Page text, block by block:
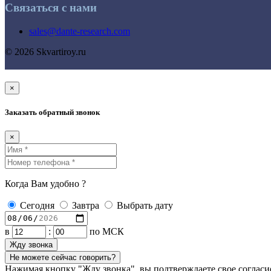
Связаться с нами
sales@dante-research.com
© 2026 Skvartiroy.ru
×
Заказать обратный звонок
×
Когда Вам удобно ?
Сегодня Завтра Выбрать дату
в : по МСК
Жду звонка
Не можете сейчас говорить?
Нажимая кнопку "Жду звонка", вы подтверждаете свое